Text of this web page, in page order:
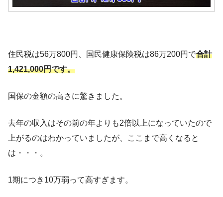
住民税は56万800円、国民健康保険税は86万200円で合計
1,421,000円です。
国保の金額の高さに驚きました。
去年の収入はその前の年よりも2倍以上になっていたので
上がるのはわかっていましたが、ここまで高くなると
は・・・。
1期につき10万弱って高すぎます。